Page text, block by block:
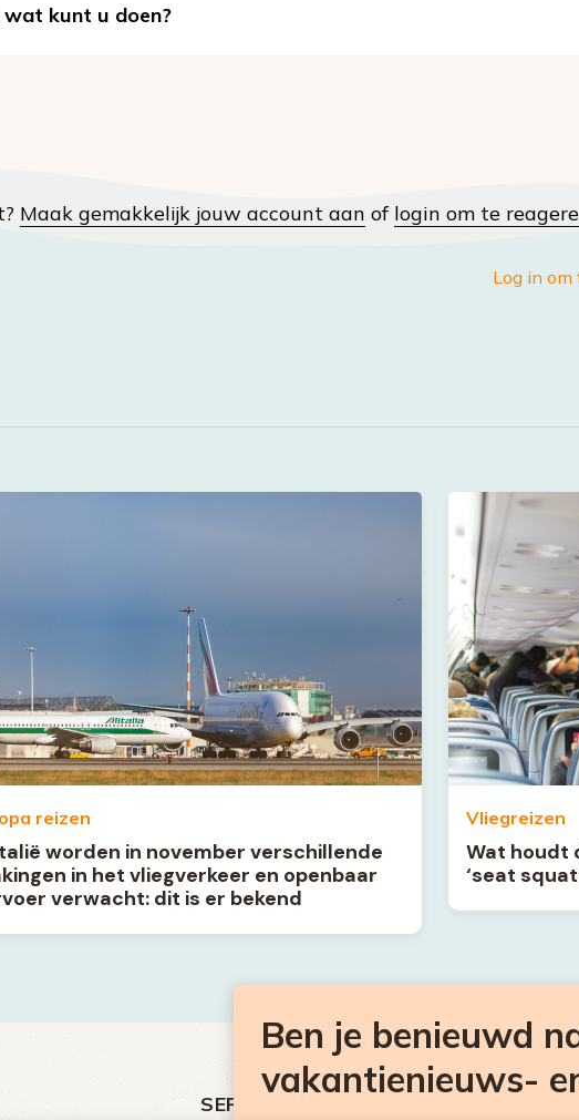
kunt u doen?
Maak gemakkelijk jouw account aan of login om te
Log in om
reizen
worden in november verschillende
in het vliegverkeer en openbaar
verwacht: dit is er bekend
Vliegreizen
Wat houdt
‘seat
SERVICE BEN JE
Ben je benieuwd
vakantienieuws-